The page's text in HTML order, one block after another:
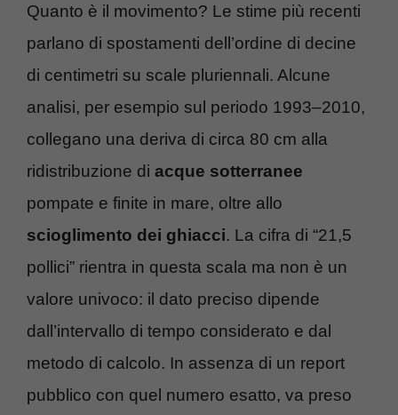
Quanto è il movimento? Le stime più recenti
parlano di spostamenti dell’ordine di decine
di centimetri su scale pluriennali. Alcune
analisi, per esempio sul periodo 1993–2010,
collegano una deriva di circa 80 cm alla
ridistribuzione di acque sotterranee
pompate e finite in mare, oltre allo
scioglimento dei ghiacci. La cifra di “21,5
pollici” rientra in questa scala ma non è un
valore univoco: il dato preciso dipende
dall’intervallo di tempo considerato e dal
metodo di calcolo. In assenza di un report
pubblico con quel numero esatto, va preso